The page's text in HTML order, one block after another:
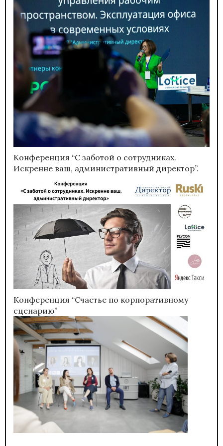
Конференция “С заботой о сотрудниках.
Искренне ваш, административный директор”.
Конференция “Счастье по корпоративному
сценарию”